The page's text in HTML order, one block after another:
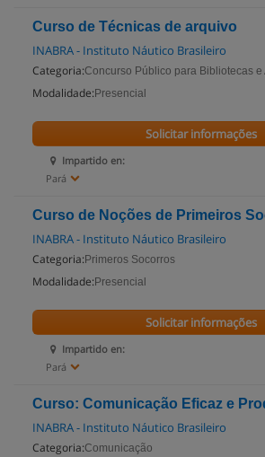
Curso de Técnicas de arquivo
INABRA - Instituto Náutico Brasileiro
Categoria:Concurso Público para Bibliotecas e
Modalidade: Presencial
Impartido en:
Pará
Solicitar informações
Curso de Noções de Primeiros
INABRA - Instituto Náutico Brasileiro
Categoria: Primeros Socorros
Modalidade: Presencial
Impartido en:
Pará
Solicitar informações
Curso: Comunicação Eficaz e
INABRA - Instituto Náutico Brasileiro
Categoria:Comunicação